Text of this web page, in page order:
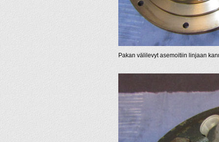
Pakan välilevyt asemoitiin linjaan